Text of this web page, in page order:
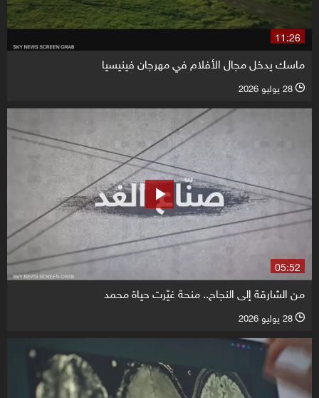
11:26
ماسك يدخل مجال الأفلام في مهرجان فينيسيا
l 28 يوليو 2026
05:52
من الشارقة إلى النجاح.. منحة غيّرت حياة محمد
l 28 يوليو 2026